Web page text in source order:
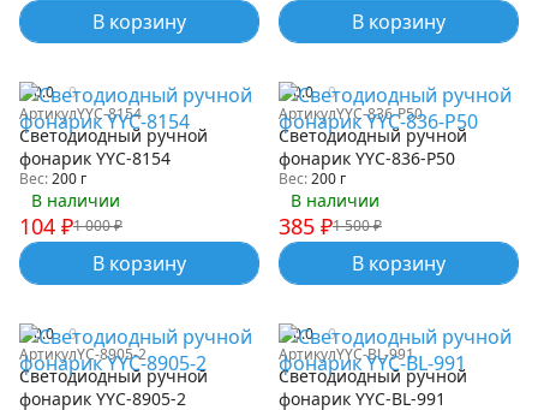
В корзину В корзину
0.0
0
АртикулYYC-8154
Светодиодный ручной
фонарик YYC-8154
Вес:200 г
В наличии
1 000₽
104 ₽
В корзину
0.0
0
АртикулYYC-836-P50
Светодиодный ручной
фонарик YYC-836-P50
Вес:200 г
В наличии
1 500₽
385 ₽
В корзину
0.0
0
АртикулYC-8905-2
Светодиодный ручной
фонарик YYC-8905-2
0.0
0
АртикулYYC-BL-991
Светодиодный ручной
фонарик YYC-BL-991